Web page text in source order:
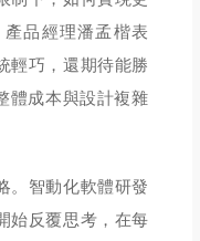
品經理潘孟楷表
輕巧，還期待能勝
體成本與設計複雜
。智動化軟體研發
始反覆思考，在每